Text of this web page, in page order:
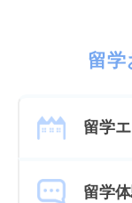
留
留学
留学